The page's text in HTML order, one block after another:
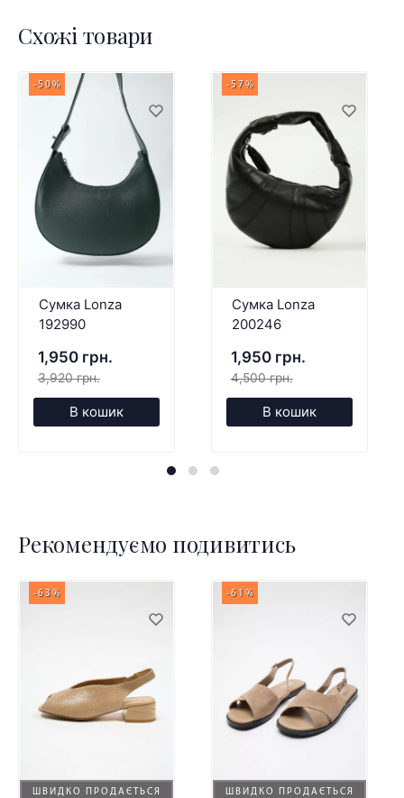
Схожі товари
-50%
Сумка Lonza
192990
1,950 грн.
3,920 грн.
В кошик
-57%
Сумка Lonza
200246
1,950 грн.
4,500 грн.
В кошик
Рекомендуємо подивитись
ШВИДКО ПРОДАЄТЬСЯ
-63%
ШВИДКО ПРОДАЄТЬСЯ
-61%